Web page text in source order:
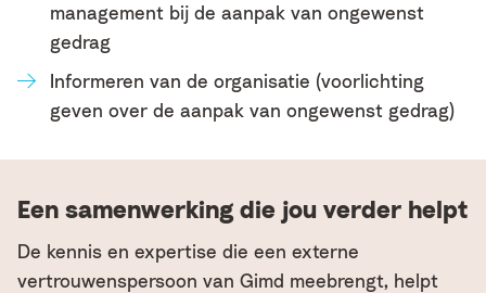
management bij de aanpak van ongewenst
gedrag
Informeren van de organisatie (voorlichting
geven over de aanpak van ongewenst gedrag)
Een samenwerking die jou verder helpt
De kennis en expertise die een externe
vertrouwenspersoon van Gimd meebrengt, helpt